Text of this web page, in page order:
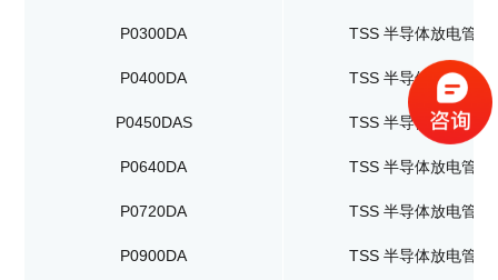
P0300DA TSS 半导体放电管
P0400DA TSS 半导体放电管
P0450DAS TSS 半导体放电管
P0640DA TSS 半导体放电管
P0720DA TSS 半导体放电管
P0900DA TSS 半导体放电管